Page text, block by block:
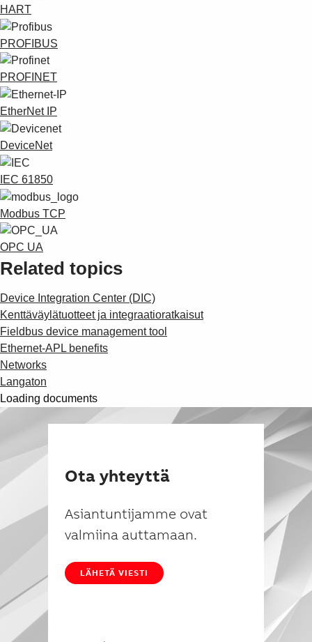
HART
PROFIBUS
PROFINET
EtherNet IP
DeviceNet
IEC 61850
Modbus TCP
OPC UA
Related topics
Device Integration Center (DIC)
Kenttäväylätuotteet ja integraatioratkaisut
Fieldbus device management tool
Ethernet-APL benefits
Networks
Langaton
Loading documents
Ota yhteyttä
Asiantuntijamme ovat
valmiina auttamaan.
LÄHETÄ VIESTI